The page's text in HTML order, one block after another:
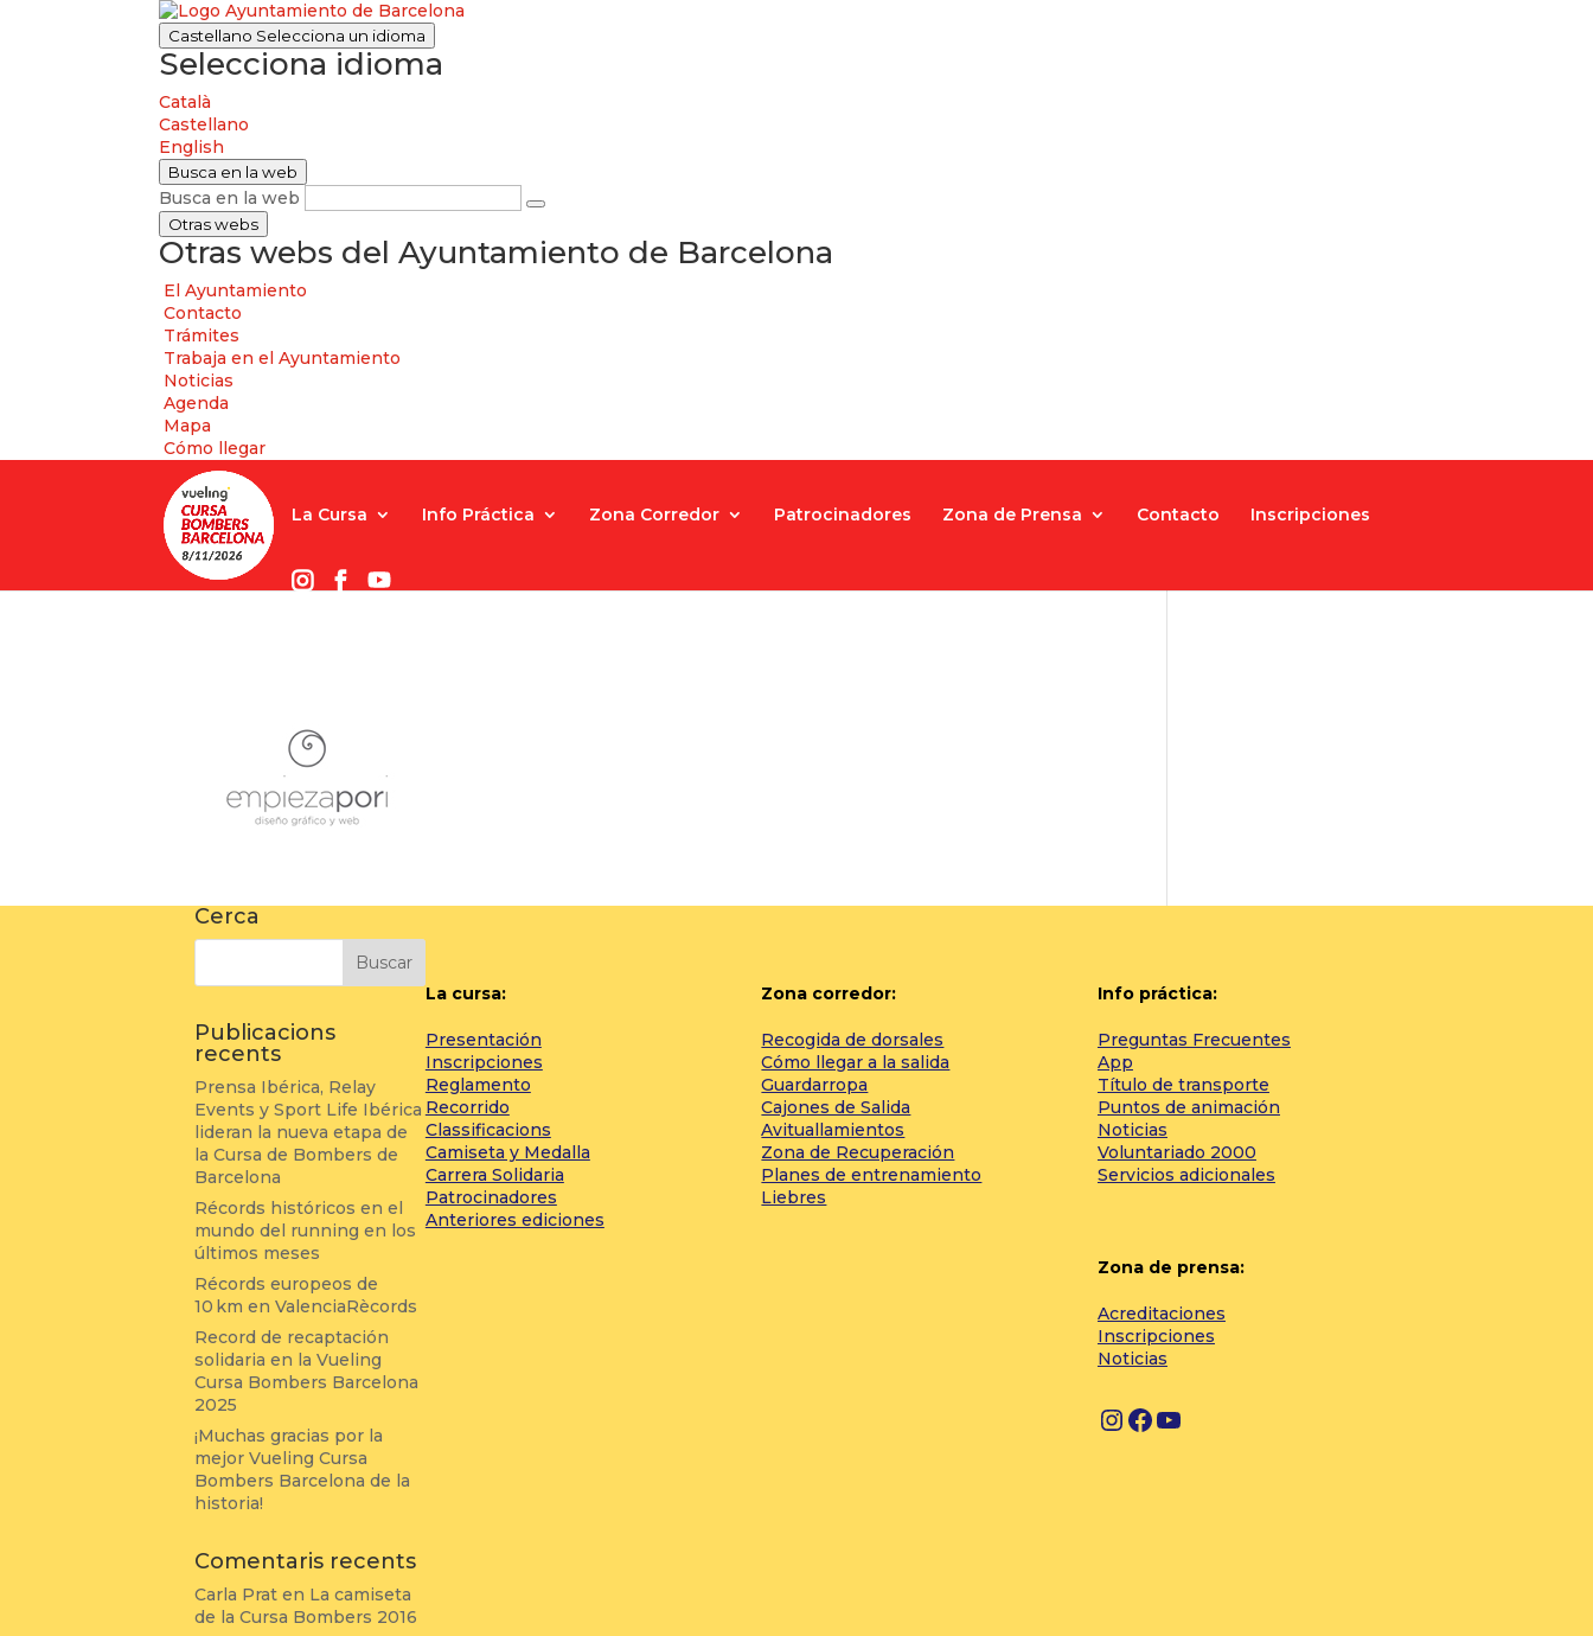
Castellano Selecciona un idioma
Selecciona idioma
Català
Castellano
English
Busca en la web
Busca en la web
Otras webs
Otras webs del Ayuntamiento de Barcelona
El Ayuntamiento
Contacto
Trámites
Trabaja en el Ayuntamiento
Noticias
Agenda
Mapa
Cómo llegar
La Cursa Info Práctica Zona Corredor Patrocinadores Zona de Prensa Contacto Inscripciones
Cerca
Publicacions
recents
Prensa Ibérica, Relay
Events y Sport Life Ibérica
lideran la nueva etapa de
la Cursa de Bombers de
Barcelona
Récords históricos en el
mundo del running en los
últimos meses
Récords europeos de
10 km en ValenciaRècords
Record de recaptación
solidaria en la Vueling
Cursa Bombers Barcelona
2025
¡Muchas gracias por la
mejor Vueling Cursa
Bombers Barcelona de la
historia!
Comentaris recents
Carla Prat en La camiseta
de la Cursa Bombers 2016
La cursa:
Presentación
Inscripciones
Reglamento
Recorrido
Classificacions
Camiseta y Medalla
Carrera Solidaria
Patrocinadores
Anteriores ediciones
Zona corredor:
Recogida de dorsales
Cómo llegar a la salida
Guardarropa
Cajones de Salida
Avituallamientos
Zona de Recuperación
Planes de entrenamiento
Liebres
Info práctica:
Preguntas Frecuentes
App
Título de transporte
Puntos de animación
Noticias
Voluntariado 2000
Servicios adicionales
Zona de prensa:
Acreditaciones
Inscripciones
Noticias
I
F Y